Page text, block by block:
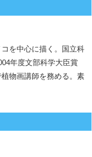
を中心に描く。国立科
年度文部科学大臣賞
物画講師を務める。素